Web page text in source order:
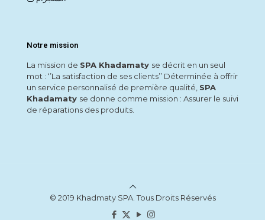
Notre mission
La mission de SPA Khadamaty se décrit en un seul
mot : ‘’La satisfaction de ses clients’’ Déterminée à offrir
un service personnalisé de première qualité, SPA
Khadamaty se donne comme mission : Assurer le suivi
de réparations des produits.
© 2019 Khadmaty SPA. Tous Droits Réservés